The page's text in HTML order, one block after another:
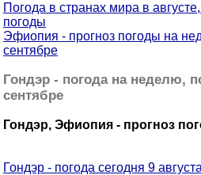
Погода в странах мира в
погоды
Эфиопия - прогноз погоды на
сентябре
Гондэр - погода на неделю,
сентябре
Гондэр, Эфиопия - прогноз
Гондэр - погода сегодня 9